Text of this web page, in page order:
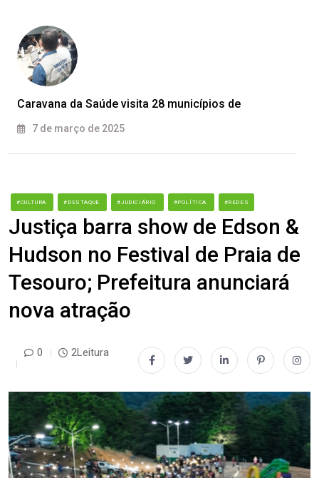
Caravana da Saúde visita 28 municípios de
7 de março de 2025
#CULTURA #DESTAQUE #JUDICIÁRIO #POLÍTICA #REDES
Justiça barra show de Edson &
Hudson no Festival de Praia de
Tesouro; Prefeitura anunciará
nova atração
0 2Leitura